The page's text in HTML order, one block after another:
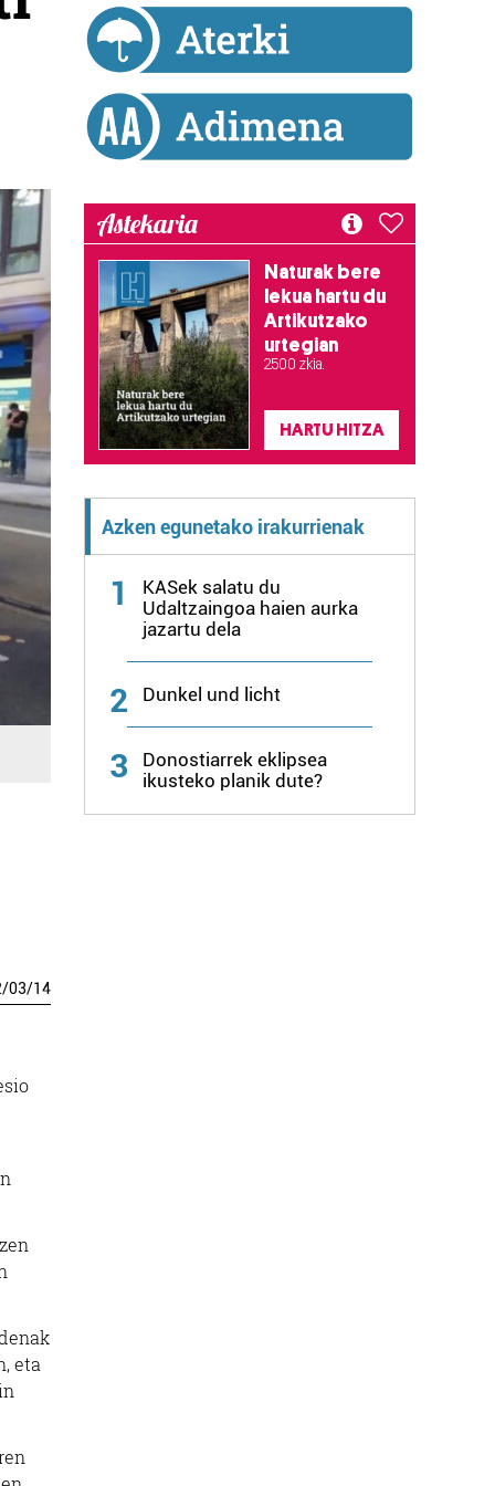
/03/14
eta
Astekaria
Naturak bere
lekua hartu du
Artikutzako
urtegian
2.500 zkia.
HARTU HITZA
Azken egunetako irakurrienak
1
KASek salatu du
Udaltzaingoa haien aurka
jazartu dela
2 Dunkel und licht
3
Donostiarrek eklipsea
ikusteko planik dute?